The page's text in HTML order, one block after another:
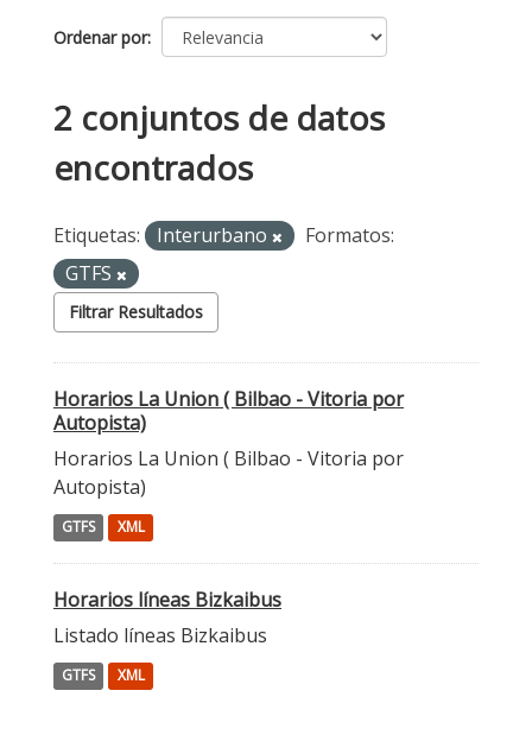
Ordenar por
2 conjuntos de datos
encontrados
Etiquetas: Interurbano
Formatos:
GTFS
Filtrar Resultados
Horarios La Union ( Bilbao - Vitoria por
Autopista)
Horarios La Union ( Bilbao - Vitoria por
Autopista)
GTFS XML
Horarios líneas Bizkaibus
Listado líneas Bizkaibus
GTFS XML